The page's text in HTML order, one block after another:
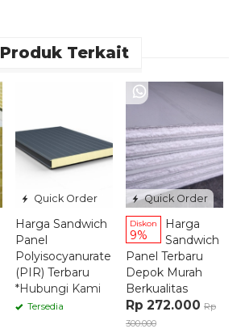
Produk Terkait
Quick Order
Harga Sandwich
Panel
Polyisocyanurate
(PIR) Terbaru
*Hubungi Kami
Tersedia
Quick Order
Diskon
9%
Harga
Sandwich
Panel Terbaru
Depok Murah
Berkualitas
Rp 272.000 Rp
300.000